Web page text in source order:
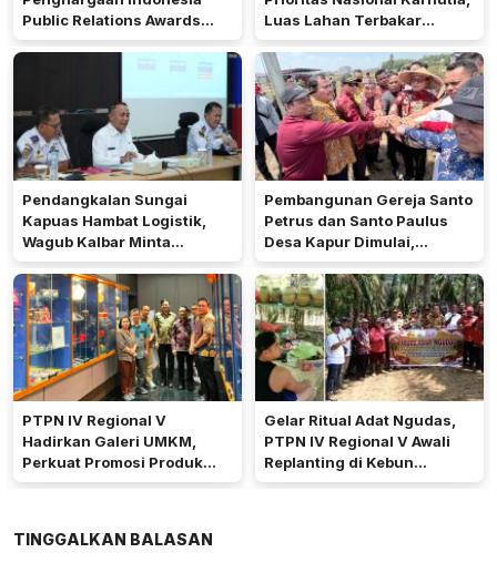
Public Relations Awards
2026
Luas Lahan Terbakar
Peringkat Keempat
Pendangkalan Sungai
Kapuas Hambat Logistik,
Wagub Kalbar Minta
Pengerukan Diprioritaskan
Pembangunan Gereja Santo
Petrus dan Santo Paulus
Desa Kapur Dimulai,
Pemkab Kubu Raya Siapkan
Akses Jalan
PTPN IV Regional V
Hadirkan Galeri UMKM,
Perkuat Promosi Produk
Mitra Binaan Melalui Inovasi
Gelar Ritual Adat Ngudas,
PTPN IV Regional V Awali
Replanting di Kebun
Kembayan
TINGGALKAN BALASAN